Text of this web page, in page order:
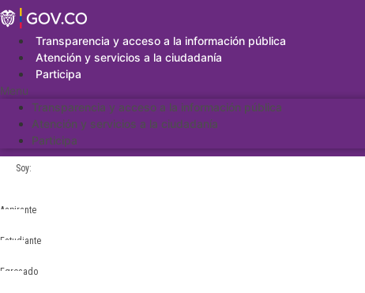
Saltar
al
contenidoTransparencia y acceso a la información pública
Atención y servicios a la ciudadanía
Participa
Menu
Transparencia y acceso a la información pública
Atención y servicios a la ciudadanía
Participa
Soy:
Aspirante
Estudiante
Egresado